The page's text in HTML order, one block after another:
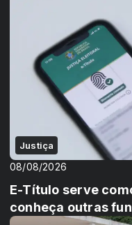
Justiça
08/08/2026
E-Título serve
conheça outras